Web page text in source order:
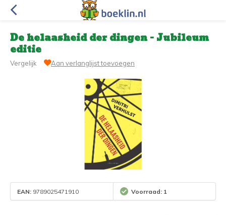
De helaasheid der dingen - Jubileum
editie
Vergelijk Aan verlanglijst toevoegen
EAN: 9789025471910 Voorraad: 1